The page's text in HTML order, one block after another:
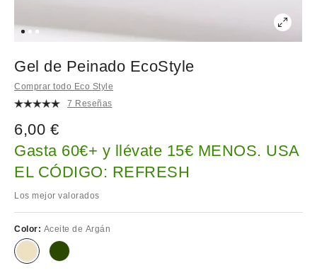
Gel de Peinado EcoStyle
Comprar todo Eco Style
7 Reseñas
6,00 €
Gasta 60€+ y llévate 15€ MENOS. USA
EL CÓDIGO: REFRESH
Los mejor valorados
Color: Aceite de Argán